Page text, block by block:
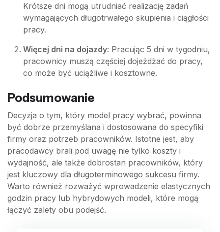
Krótsze dni mogą utrudniać realizację zadań
wymagających długotrwałego skupienia i ciągłości
pracy.
Więcej dni na dojazdy: Pracując 5 dni w tygodniu,
pracownicy muszą częściej dojeżdżać do pracy,
co może być uciążliwe i kosztowne.
Podsumowanie
Decyzja o tym, który model pracy wybrać, powinna
być dobrze przemyślana i dostosowana do specyfiki
firmy oraz potrzeb pracowników. Istotne jest, aby
pracodawcy brali pod uwagę nie tylko koszty i
wydajność, ale także dobrostan pracowników, który
jest kluczowy dla długoterminowego sukcesu firmy.
Warto również rozważyć wprowadzenie elastycznych
godzin pracy lub hybrydowych modeli, które mogą
łączyć zalety obu podejść.